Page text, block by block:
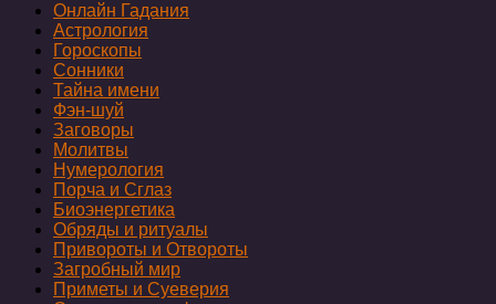
Онлайн Гадания
Астрология
Гороскопы
Сонники
Тайна имени
Фэн-шуй
Заговоры
Молитвы
Нумерология
Порча и Сглаз
Биоэнергетика
Обряды и ритуалы
Привороты и Отвороты
Загробный мир
Приметы и Суеверия